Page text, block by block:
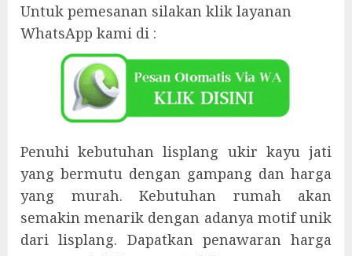
Untuk pemesanan silakan klik layanan
WhatsApp kami di :
Penuhi kebutuhan lisplang ukir kayu jati
yang bermutu dengan gampang dan harga
yang murah. Kebutuhan rumah akan
semakin menarik dengan adanya motif unik
dari lisplang. Dapatkan penawaran harga